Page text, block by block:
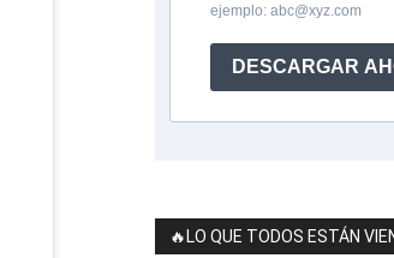
ejemplo: abc@xyz.com
DESCARGAR
🔥LO QUE TODOS ESTÁN